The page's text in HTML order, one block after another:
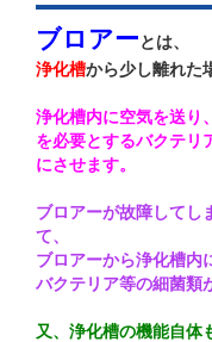
ブロアーとは、
浄化槽から少し離れた
浄化槽内に空気を送り
を必要とするバクテリ
にさせます。
ブロアーが故障してし
て、
ブロアーから浄化槽内
バクテリア等の細菌類
又、浄化槽の機能自体